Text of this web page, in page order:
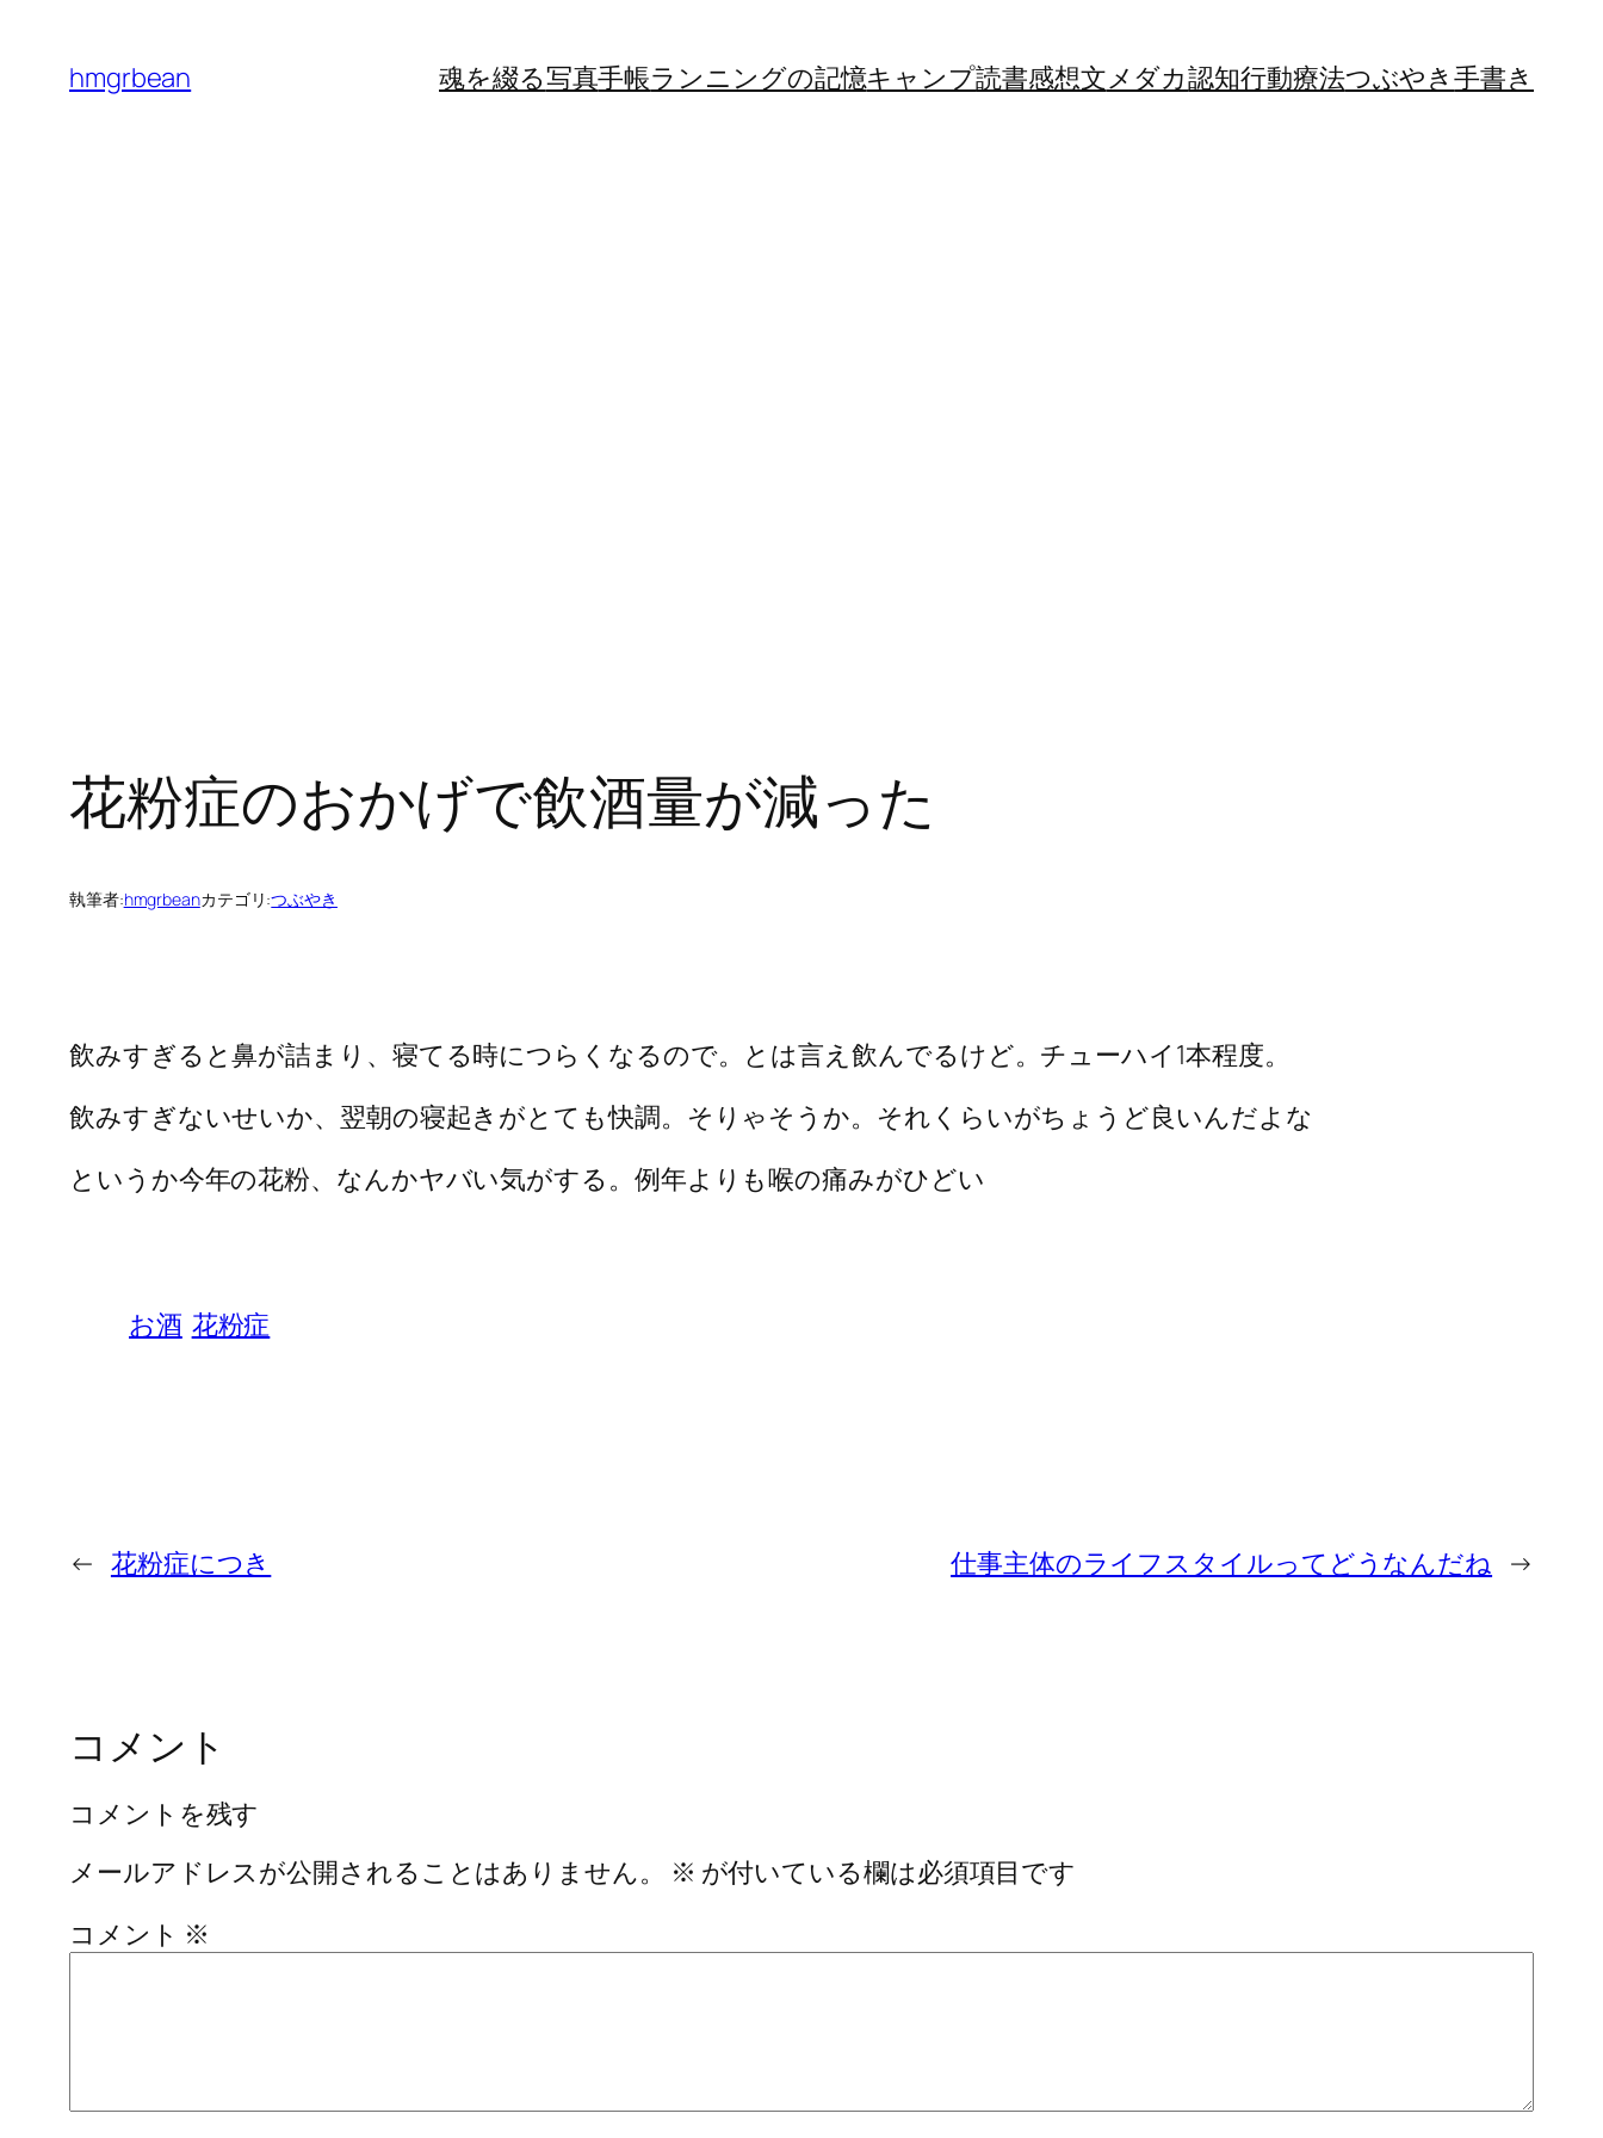
hmgrbean 魂を綴る写真手帳ランニングの記憶キャンプ読書感想文メダカ認知行動療法つぶやき手書き
花粉症のおかげで飲酒量が減った
執筆者:hmgrbeanカテゴリ:つぶやき
飲みすぎると鼻が詰まり、寝てる時につらくなるので。とは言え飲んでるけど。チューハイ1本程度。
飲みすぎないせいか、翌朝の寝起きがとても快調。そりゃそうか。それくらいがちょうど良いんだよな
というか今年の花粉、なんかヤバい気がする。例年よりも喉の痛みがひどい
お酒 花粉症
← 花粉症につき 仕事主体のライフスタイルってどうなんだね →
コメント
コメントを残す
メールアドレスが公開されることはありません。
※ が付いている欄は必須項目です
コメント ※